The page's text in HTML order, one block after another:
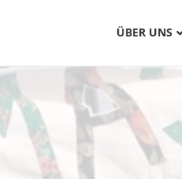
ÜBER UNS